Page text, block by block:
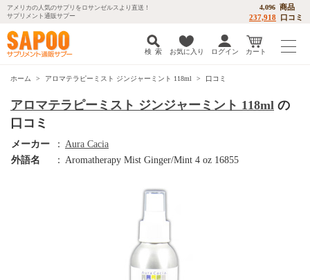
アメリカの人気のサプリをロサンゼルスより直送！
サプリメント通販サプー
4,096 商品
237,918 口コミ
検 索 お気に入り ログイン カート
ホーム アロマテラピーミスト ジンジャーミント 118ml 口コミ
アロマテラピーミスト ジンジャーミント 118ml の
口コミ
メーカー ： Aura Cacia
外語名
： Aromatherapy Mist Ginger/Mint 4 oz 16855